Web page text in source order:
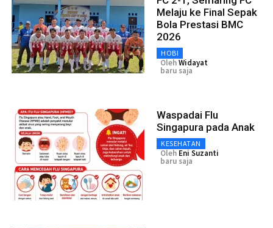
Melaju ke Final Sepak
Bola Prestasi BMC
2026
HOBI
OlehWidayat
baru saja
Waspadai Flu
Singapura pada Anak
KESEHATAN
Oleh Eni Suzanti
baru saja